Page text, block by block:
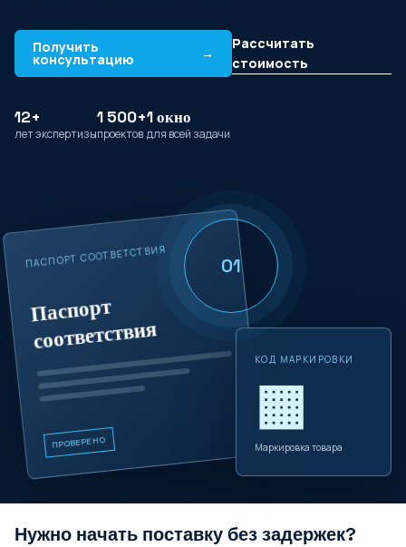
Получить
консультацию →
Рассчитать
стоимость
12+
лет экспертизы
1 500+
проектов
1 окно
для всей задачи
ПАСПОРТ СООТВЕТСТВИЯ
Паспорт
соответствия
ПРОВЕРЕНО
КОД МАРКИРОВКИ
▦
Маркировка товара
01
Нужно начать поставку без задержек?